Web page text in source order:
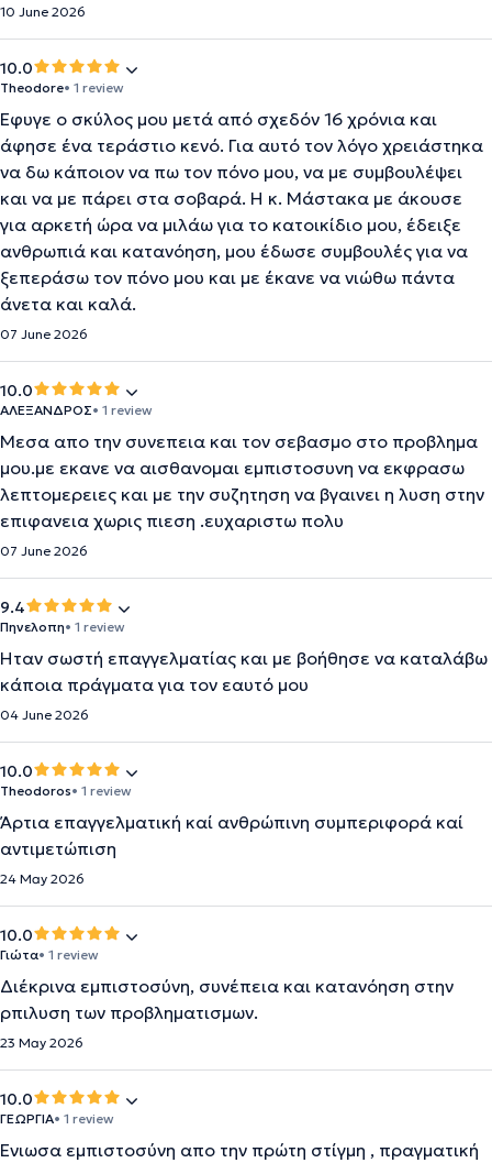
10 June 2026
10.0
Theodore• 1 review
Έφυγε ο σκύλος μου μετά από σχεδόν 16 χρόνια και
άφησε ένα τεράστιο κενό. Για αυτό τον λόγο χρειάστηκα
να δω κάποιον να πω τον πόνο μου, να με συμβουλέψει
και να με πάρει στα σοβαρά. Η κ. Μάστακα με άκουσε
για αρκετή ώρα να μιλάω για το κατοικίδιο μου, έδειξε
ανθρωπιά και κατανόηση, μου έδωσε συμβουλές για να
ξεπεράσω τον πόνο μου και με έκανε να νιώθω πάντα
άνετα και καλά.
07 June 2026
10.0
ΑΛΕΞΑΝΔΡΟΣ• 1 review
Μεσα απο την συνεπεια και τον σεβασμο στο προβλημα
μου.με εκανε να αισθανομαι εμπιστοσυνη να εκφρασω
λεπτομερειες και με την συζητηση να βγαινει η λυση στην
επιφανεια χωρις πιεση .ευχαριστω πολυ
07 June 2026
9.4
Πηνελοπη• 1 review
Ήταν σωστή επαγγελματίας και με βοήθησε να καταλάβω
κάποια πράγματα για τον εαυτό μου
04 June 2026
10.0
Theodoros• 1 review
Άρτια επαγγελματική καί ανθρώπινη συμπεριφορά καί
αντιμετώπιση
24 May 2026
10.0
Γιώτα• 1 review
Διέκρινα εμπιστοσύνη, συνέπεια και κατανόηση στην
ρπιλυση των προβληματισμων.
23 May 2026
10.0
ΓΕΩΡΓΙΑ• 1 review
Ένιωσα εμπιστοσύνη απο την πρώτη στίγμη , πραγματική